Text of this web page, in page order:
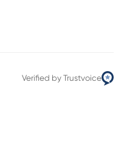
Verified by Trustvoice